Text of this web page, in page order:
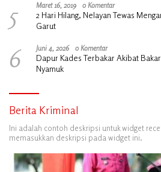
5 Maret 16, 2019 0 Komentar
2 Hari Hilang, Nelayan Tewas
Garut
6 Juni 4, 2026 0 Komentar
Dapur Kades Terbakar Akibat
Nyamuk
Berita Kriminal
Ini adalah contoh deskripsi untuk widget
memasukkan deskripsi pada widget ini.